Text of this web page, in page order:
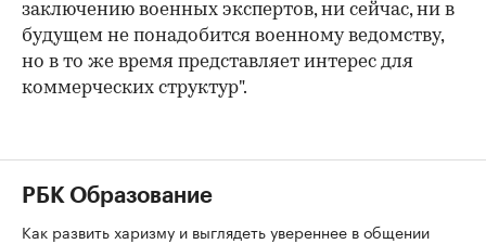
заключению военных экспертов, ни сейчас, ни в
будущем не понадобится военному ведомству,
но в то же время представляет интерес для
коммерческих структур".
РБК Образование
Как развить харизму и выглядеть увереннее в общении